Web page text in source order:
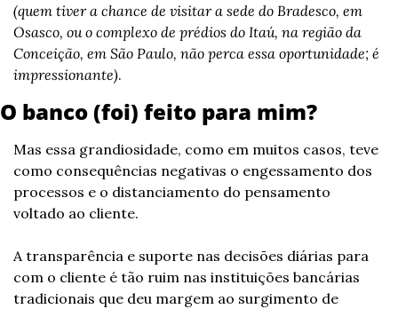
(quem tiver a chance de visitar a sede do Bradesco, em
Osasco, ou o complexo de prédios do Itaú, na região da
Conceição, em São Paulo, não perca essa oportunidade; é
impressionante).
O banco (foi) feito para mim?
Mas essa grandiosidade, como em muitos casos, teve
como consequências negativas o engessamento dos
processos e o distanciamento do pensamento
voltado ao cliente.
A transparência e suporte nas decisões diárias para
com o cliente é tão ruim nas instituições bancárias
tradicionais que deu margem ao surgimento de